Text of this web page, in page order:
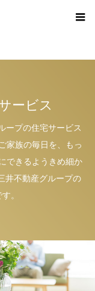
ービス
ープの住宅サービス
家族の毎日を、もっ
できるようきめ細か
井不動産グループの
。